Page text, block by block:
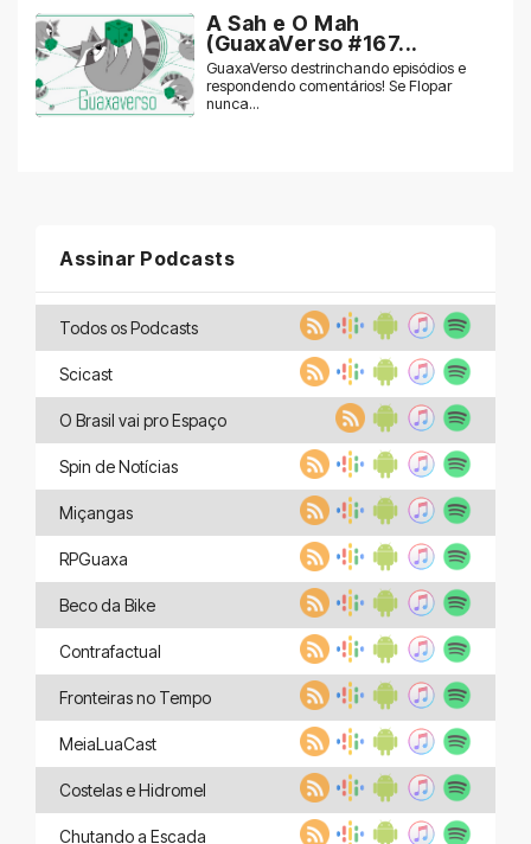
A Sah e O Mah
(GuaxaVerso #167...
GuaxaVerso destrinchando episódios e
respondendo comentários! Se Flopar
nunca...
Assinar Podcasts
Todos os Podcasts
Scicast
O Brasil vai pro Espaço
Spin de Notícias
Miçangas
RPGuaxa
Beco da Bike
Contrafactual
Fronteiras no Tempo
MeiaLuaCast
Costelas e Hidromel
Chutando a Escada